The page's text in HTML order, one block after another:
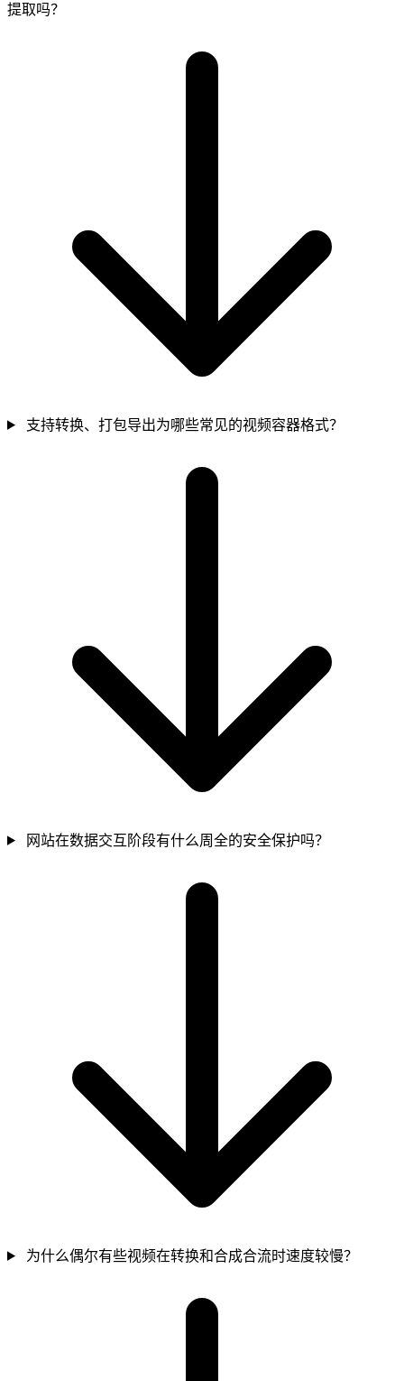
提取吗？
支持转换、打包导出为哪些常见的视频容器格式？
网站在数据交互阶段有什么周全的安全保护吗？
为什么偶尔有些视频在转换和合成合流时速度较慢？